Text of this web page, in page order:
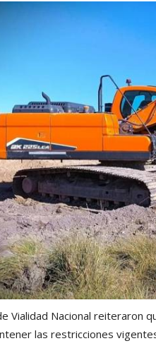
Vialidad Nacional reiteraron
las restricciones